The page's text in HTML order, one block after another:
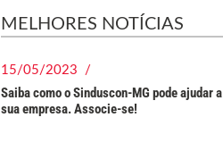
MELHORES NOTÍCIAS
15/05/2023 /
Saiba como o Sinduscon-MG pode ajudar a
sua empresa. Associe-se!